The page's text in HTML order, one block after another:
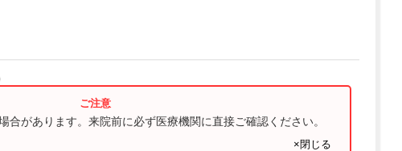
合があります。来院前に必ず医療機関に直接ご確認ください。
×閉じる